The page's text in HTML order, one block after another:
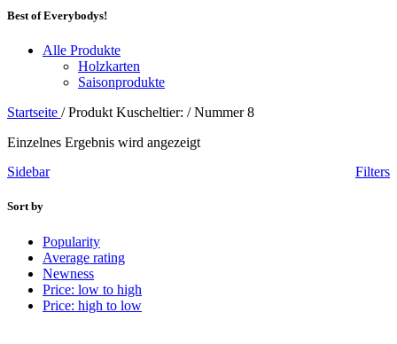
Best of Everybodys!
Alle Produkte
Holzkarten
Saisonprodukte
Startseite / Produkt Kuscheltier: / Nummer 8
Einzelnes Ergebnis wird angezeigt
Sidebar
Filters
Sort by
Popularity
Average rating
Newness
Price: low to high
Price: high to low